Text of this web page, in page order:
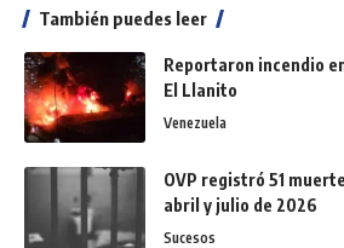
También puedes leer
Reportaron incendio
El Llanito
Venezuela
OVP registró 51
abril y julio de 2026
Sucesos